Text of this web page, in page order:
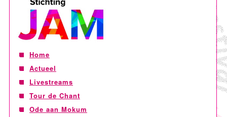
Home
Actueel
Livestreams
Tour de Chant
Ode aan Mokum